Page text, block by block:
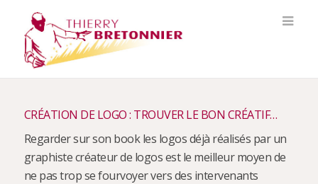
CRÉATION DE LOGO : TROUVER LE BON CRÉATIF…
Regarder sur son book les logos déjà réalisés par un
graphiste créateur de logos est le meilleur moyen de
ne pas trop se fourvoyer vers des intervenants